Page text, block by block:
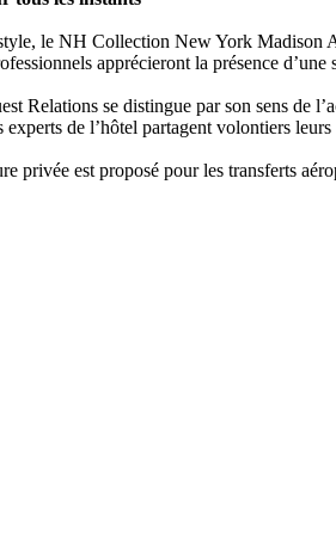
le NH Collection New York Madison
apprécieront la présence
Relations se distingue par son sens de
de l’hôtel partagent volontiers
privée est proposé pour les transferts